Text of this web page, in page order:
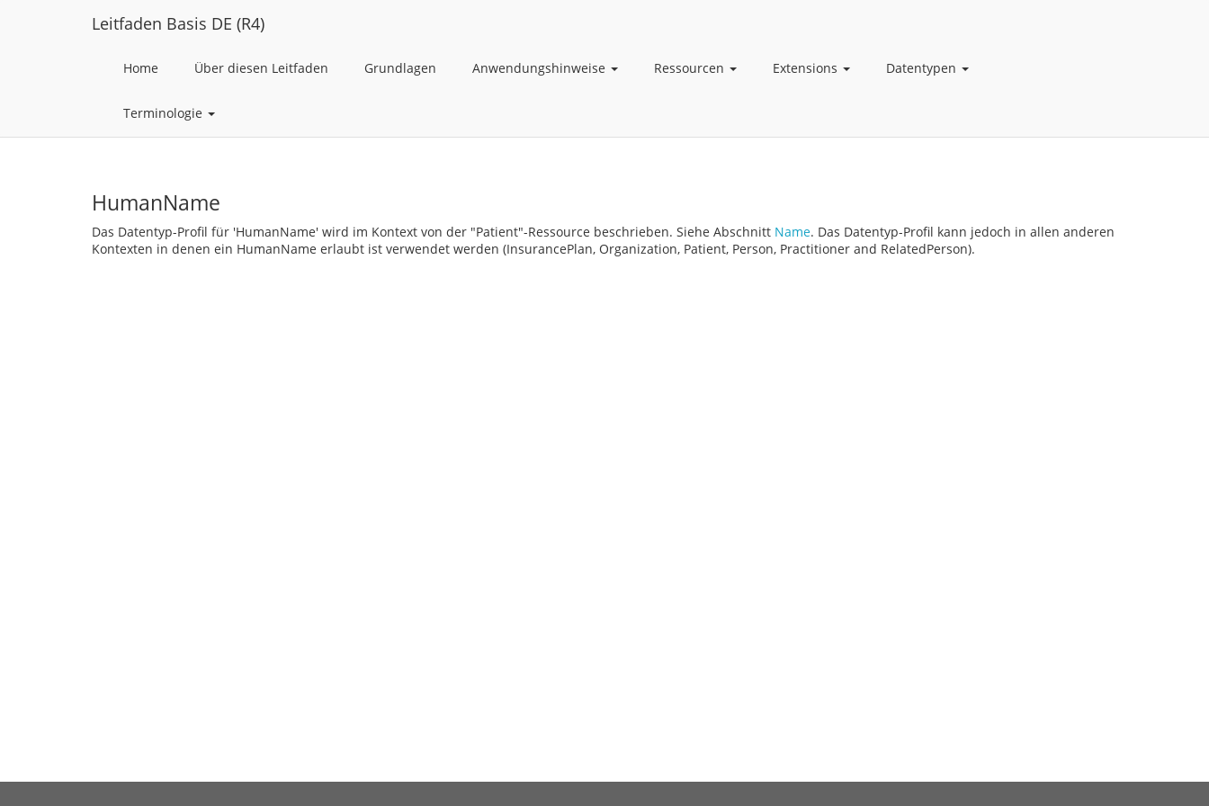
Leitfaden Basis DE (R4)
Home Über diesen Leitfaden Grundlagen Anwendungshinweise Ressourcen Extensions Datentypen
Terminologie
HumanName
Das Datentyp-Profil für 'HumanName' wird im Kontext von der "Patient"-Ressource beschrieben. Siehe Abschnitt Name. Das Datentyp-Profil kann jedoch in allen anderen
Kontexten in denen ein HumanName erlaubt ist verwendet werden (InsurancePlan, Organization, Patient, Person, Practitioner and RelatedPerson).